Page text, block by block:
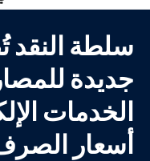
سلطة النقد
جديدة
الخدمات
أسعار